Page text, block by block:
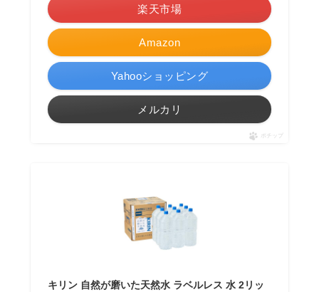
Amazon
楽天市場
Yahooショッピング
メルカリ
ポチップ
キリン 自然が磨いた天然水 ラベルレス 水 2リッ